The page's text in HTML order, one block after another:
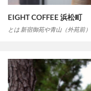
EIGHT COFFEE 浜松町
とは 新宿御苑や青山（外苑前